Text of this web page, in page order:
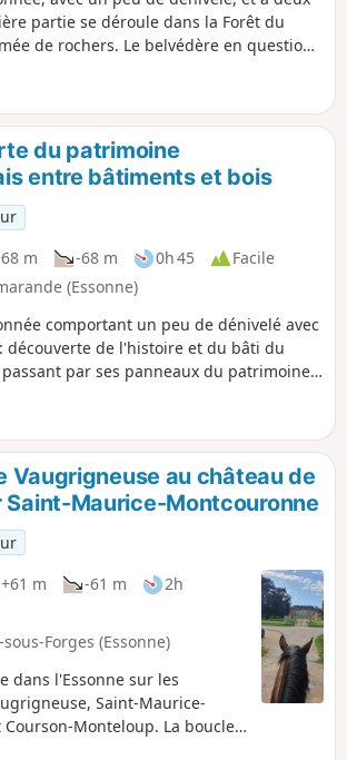
partie se déroule dans la Forêt du
de rochers. Le belvédère en question
Domaine de Chamarande, avec son
XIII et ses multiples canaux et plans
du patrimoine
entre bâtiments et bois
m -68 m 0h 45
Facile
(Essonne)
comportant un peu de dénivelé avec
découverte de l'histoire et du bâti du
par ses panneaux du patrimoine,
du calvaire.
Vaugrigneuse au château de
Saint-Maurice-Montcouronne
+61 m -61 m
2h
Forges (Essonne)
dans l'Essonne sur les
Saint-Maurice-
Monteloup. La boucle